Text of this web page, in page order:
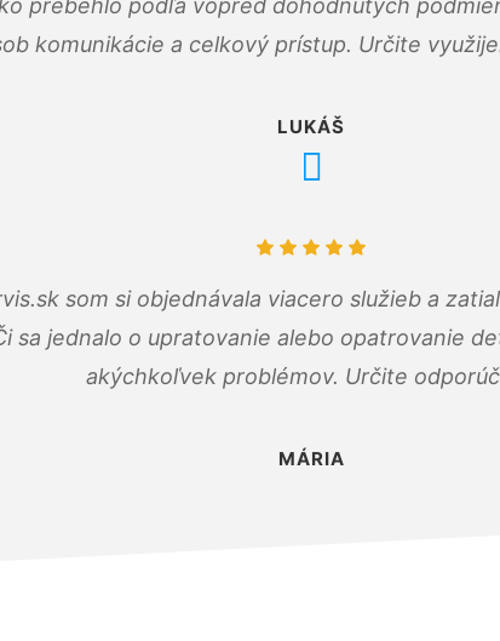
prebehlo podľa vopred dohodnutých
komunikácie a celkový prístup. Určite
LUKÁŠ
som si objednávala viacero služieb a
sa jednalo o upratovanie alebo opatrovanie
akýchkoľvek problémov. Určite
MÁRIA